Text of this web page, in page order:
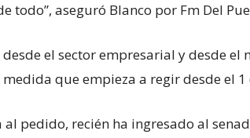
todo”, aseguró Blanco por Fm Del
el sector empresarial y desde el
que empieza a regir desde el 1
al pedido, recién ha ingresado al